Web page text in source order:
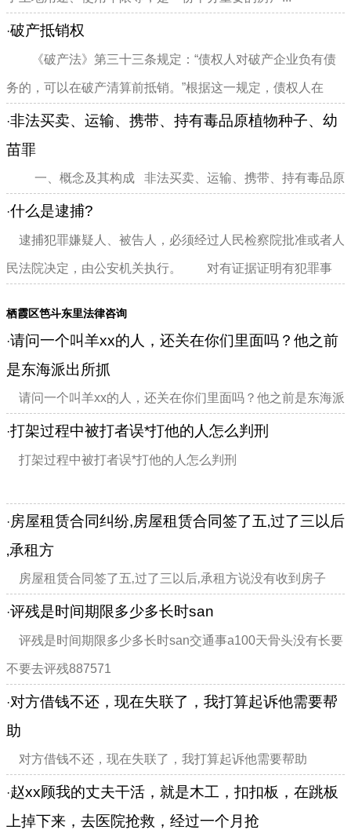
·破产抵销权
《破产法》第三十三条规定：“债权人对破产企业负有债
务的，可以在破产清算前抵销。”根据这一规定，债权人在
破...
·非法买卖、运输、携带、持有毒品原植物种子、幼
苗罪
一、概念及其构成 非法买卖、运输、携带、持有毒品原
植物种子、幼苗罪，是指违反国家...
·什么是逮捕?
逮捕犯罪嫌疑人、被告人，必须经过人民检察院批准或者人
民法院决定，由公安机关执行。 对有证据证明有犯罪事
栖霞区笆斗东里法律咨询
·请问一个叫羊xx的人，还关在你们里面吗？他之前
是东海派出所抓
请问一个叫羊xx的人，还关在你们里面吗？他之前是东海派
出所抓的
·打架过程中被打者误*打他的人怎么判刑
打架过程中被打者误*打他的人怎么判刑
·房屋租赁合同纠纷,房屋租赁合同签了五‚过了三以后
‚承租方
房屋租赁合同签了五‚过了三以后‚承租方说没有收到房子
（出卖方工程到现在都没有通过工程验收）‚出租方买房时由
承租方预交三租金冲抵房款‚租赁合同里没有约定出租方交房
‚现要求我出租...
·评残是时间期限多少多长时san
评残是时间期限多少多长时san交通事a100天骨头没有长要
不要去评残887571
·对方借钱不还，现在失联了，我打算起诉他需要帮
助
对方借钱不还，现在失联了，我打算起诉他需要帮助
·赵xx顾我的丈夫干活，就是木工，扣扣板，在跳板
上掉下来，去医院抢救，经过一个月抢